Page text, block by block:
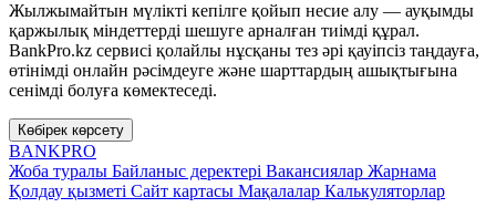
Жылжымайтын мүлікті кепілге қойып несие алу — ауқымды
қаржылық міндеттерді шешуге арналған тиімді құрал.
BankPro.kz сервисі қолайлы нұсқаны тез әрі қауіпсіз таңдауға,
өтінімді онлайн рәсімдеуге және шарттардың ашықтығына
сенімді болуға көмектеседі.
Көбірек көрсету
BANKPRO
Жоба туралы Байланыс деректері Вакансиялар Жарнама
Қолдау қызметі Сайт картасы Мақалалар Калькуляторлар